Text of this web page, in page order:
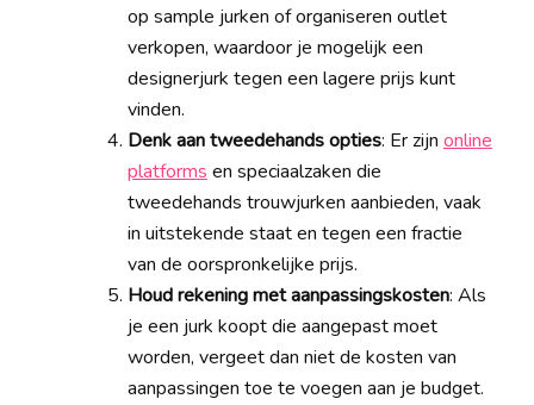
op sample jurken of organiseren outlet
verkopen, waardoor je mogelijk een
designerjurk tegen een lagere prijs kunt
vinden.
Denk aan tweedehands opties: Er zijn online
platforms en speciaalzaken die
tweedehands trouwjurken aanbieden, vaak
in uitstekende staat en tegen een fractie
van de oorspronkelijke prijs.
Houd rekening met aanpassingskosten: Als
je een jurk koopt die aangepast moet
worden, vergeet dan niet de kosten van
aanpassingen toe te voegen aan je budget.